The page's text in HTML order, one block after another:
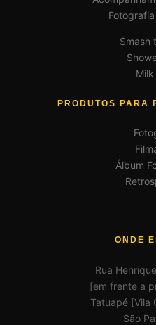
Smash
PRODUTOS PARA
Álbum
ONDE
Rua
[em frente a
Tatuapé [Vila
São